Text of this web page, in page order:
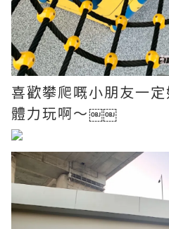
喜歡攀爬嘅小朋友一
體力玩啊～￼￼